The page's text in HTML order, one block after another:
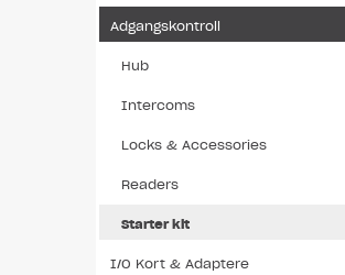
Adgangskontroll
Hub
Intercoms
Locks & Accessories
Readers
Starter kit
I/O Kort & Adaptere